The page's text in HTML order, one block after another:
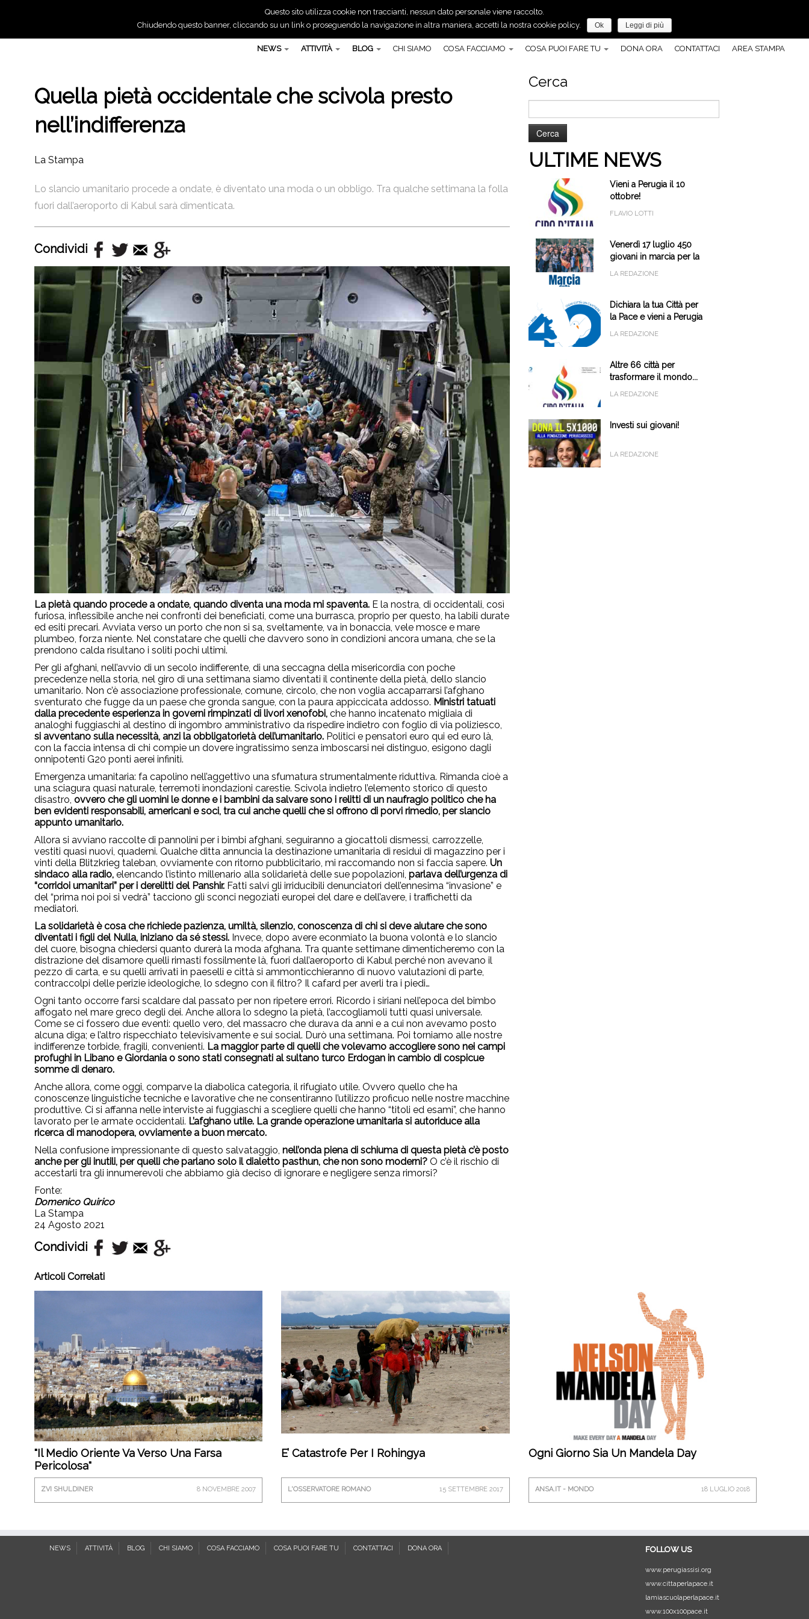
Anche tu, puoi fare molto per la pace!
NEWS ATTIVITÀ BLOG CHI SIAMO COSA FACCIAMO COSA PUOI FARE TU DONA ORA CONTATTACI AREA STAMPA
Quella pietà occidentale che scivola presto
nell’indifferenza
La Stampa
Lo slancio umanitario procede a ondate, è diventato una moda o un obbligo. Tra qualche settimana la folla
fuori dall’aeroporto di Kabul sarà dimenticata.
Condividi
La pietà quando procede a ondate, quando diventa una moda mi spaventa. E la nostra, di occidentali, così
furiosa, inflessibile anche nei confronti dei beneficiati, come una burrasca, proprio per questo, ha labili durate
ed esiti precari. Avviata verso un porto che non si sa, sveltamente, va in bonaccia, vele mosce e mare
plumbeo, forza niente. Nel constatare che quelli che davvero sono in condizioni ancora umana, che se la
prendono calda risultano i soliti pochi ultimi.
Per gli afghani, nell’avvio di un secolo indifferente, di una seccagna della misericordia con poche
precedenze nella storia, nel giro di una settimana siamo diventati il continente della pietà, dello slancio
umanitario. Non c’è associazione professionale, comune, circolo, che non voglia accaparrarsi l’afghano
sventurato che fugge da un paese che gronda sangue, con la paura appiccicata addosso. Ministri tatuati
dalla precedente esperienza in governi rimpinzati di livori xenofobi, che hanno incatenato migliaia di
analoghi fuggiaschi al destino di ingombro amministrativo da rispedire indietro con foglio di via poliziesco,
si avventano sulla necessità, anzi la obbligatorietà dell’umanitario. Politici e pensatori euro qui ed euro là,
con la faccia intensa di chi compie un dovere ingratissimo senza imboscarsi nei distinguo, esigono dagli
onnipotenti G20 ponti aerei infiniti.
Emergenza umanitaria: fa capolino nell’aggettivo una sfumatura strumentalmente riduttiva. Rimanda cioè a
una sciagura quasi naturale, terremoti inondazioni carestie. Scivola indietro l’elemento storico di questo
disastro, ovvero che gli uomini le donne e i bambini da salvare sono i relitti di un naufragio politico che ha
ben evidenti responsabili, americani e soci, tra cui anche quelli che si offrono di porvi rimedio, per slancio
appunto umanitario.
Allora si avviano raccolte di pannolini per i bimbi afghani, seguiranno a giocattoli dismessi, carrozzelle,
vestiti quasi nuovi, quaderni. Qualche ditta annuncia la destinazione umanitaria di residui di magazzino per i
vinti della Blitzkrieg taleban, ovviamente con ritorno pubblicitario, mi raccomando non si faccia sapere. Un
sindaco alla radio, elencando l’istinto millenario alla solidarietà delle sue popolazioni, parlava dell’urgenza di
“corridoi umanitari” per i derelitti del Panshir. Fatti salvi gli irriducibili denunciatori dell’ennesima “invasione” e
del “prima noi poi si vedrà” tacciono gli sconci negoziati europei del dare e dell’avere, i traffichetti da
mediatori.
La solidarietà è cosa che richiede pazienza, umiltà, silenzio, conoscenza di chi si deve aiutare che sono
diventati i figli del Nulla, iniziano da sé stessi. Invece, dopo avere econmiato la buona volontà e lo slancio
del cuore, bisogna chiedersi quanto durerà la moda afghana. Tra quante settimane dimenticheremo con la
distrazione del disamore quelli rimasti fossilmente là, fuori dall’aeroporto di Kabul perché non avevano il
pezzo di carta, e su quelli arrivati in paeselli e città si ammonticchieranno di nuovo valutazioni di parte,
contraccolpi delle perizie ideologiche, lo sdegno con il filtro? Il cafard per averli tra i piedi…
Ogni tanto occorre farsi scaldare dal passato per non ripetere errori. Ricordo i siriani nell’epoca del bimbo
affogato nel mare greco degli dei. Anche allora lo sdegno la pietà, l’accogliamoli tutti quasi universale.
Come se ci fossero due eventi: quello vero, del massacro che durava da anni e a cui non avevamo posto
alcuna diga; e l’altro rispecchiato televisivamente e sui social. Durò una settimana. Poi torniamo alle nostre
indifferenze torbide, fragili, convenienti. La maggior parte di quelli che volevamo accogliere sono nei campi
profughi in Libano e Giordania o sono stati consegnati al sultano turco Erdogan in cambio di cospicue
somme di denaro.
Anche allora, come oggi, comparve la diabolica categoria, il rifugiato utile. Ovvero quello che ha
conoscenze linguistiche tecniche e lavorative che ne consentiranno l’utilizzo proficuo nelle nostre macchine
produttive. Ci si affanna nelle interviste ai fuggiaschi a scegliere quelli che hanno “titoli ed esami”, che hanno
lavorato per le armate occidentali. L’afghano utile. La grande operazione umanitaria si autoriduce alla
ricerca di manodopera, ovviamente a buon mercato.
Nella confusione impressionante di questo salvataggio, nell’onda piena di schiuma di questa pietà c’è posto
anche per gli inutili, per quelli che parlano solo il dialetto pasthun, che non sono moderni? O c’è il rischio di
accestarli tra gli innumerevoli che abbiamo già deciso di ignorare e negligere senza rimorsi?
Fonte:
Domenico Quirico
La Stampa
24 Agosto 2021
Cerca
per:
ULTIME NEWS
Vieni a Perugia il 10
ottobre!
FLAVIO LOTTI
Venerdì 17 luglio 450
giovani in marcia per la
LA REDAZIONE
Dichiara la tua Città per
la Pace e vieni a Perugia
LA REDAZIONE
Altre 66 città per
trasformare il mondo...
LA REDAZIONE
Investi sui giovani!
LA REDAZIONE
Condividi
Articoli Correlati
"Il Medio Oriente Va Verso Una Farsa
Pericolosa"
ZVI SHULDINER 8 NOVEMBRE 2007
E’ Catastrofe Per I Rohingya
L'OSSERVATORE ROMANO 15 SETTEMBRE 2017
Ogni Giorno Sia Un Mandela Day
ANSA.IT - MONDO 18 LUGLIO 2018
NEWS ATTIVITÀ BLOG CHI SIAMO COSA FACCIAMO COSA PUOI FARE TU CONTATTACI DONA ORA FOLLOW US
www.perugiassisi.org
www.cittaperlapace.it
lamiascuolaperlapace.it
www.100x100pace.it
Questo sito utilizza cookie non traccianti, nessun dato personale viene raccolto.
Chiudendo questo banner, cliccando su un link o proseguendo la navigazione in altra maniera, accetti la nostra cookie policy.
Ok Leggi di più